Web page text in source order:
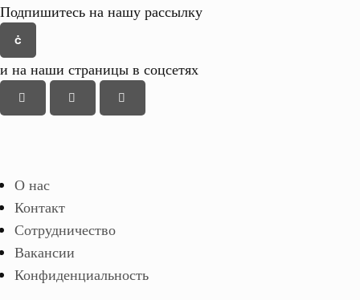
Подпишитесь на нашу рассылку
и на наши страницы в соцсетях
О нас
Контакт
Сотрудничество
Вакансии
Конфиденциальность